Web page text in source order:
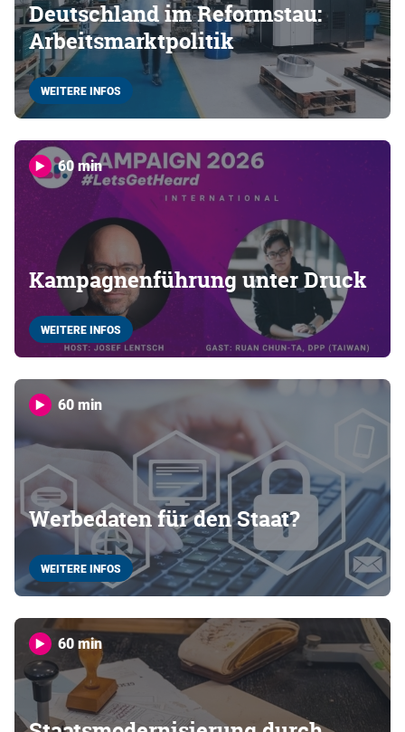
Deutschland im Reformstau:
Arbeitsmarktpolitik
WEITERE INFOS
60 min
Kampagnenführung unter Druck
WEITERE INFOS
60 min
Werbedaten für den Staat?
WEITERE INFOS
60 min